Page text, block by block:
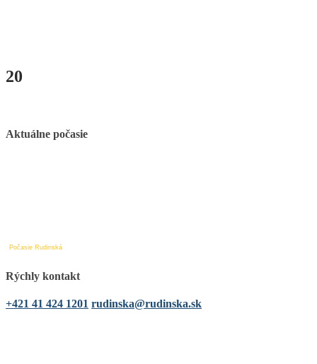
20
Aktuálne počasie
Počasie Rudinská
Rýchly kontakt
+421 41 424 1201 rudinska@rudinska.sk